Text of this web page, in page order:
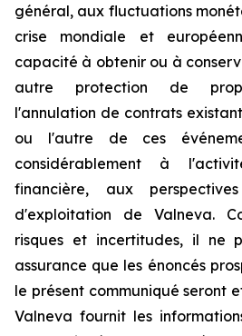
général, aux fluctuations
crise mondiale et
capacité à obtenir ou à
autre protection de
l'annulation de contrats
ou l'autre de ces
considérablement à
financière, aux
d'exploitation de Valneva.
risques et incertitudes, il ne
assurance que les énoncés
le présent communiqué seront
Valneva fournit les